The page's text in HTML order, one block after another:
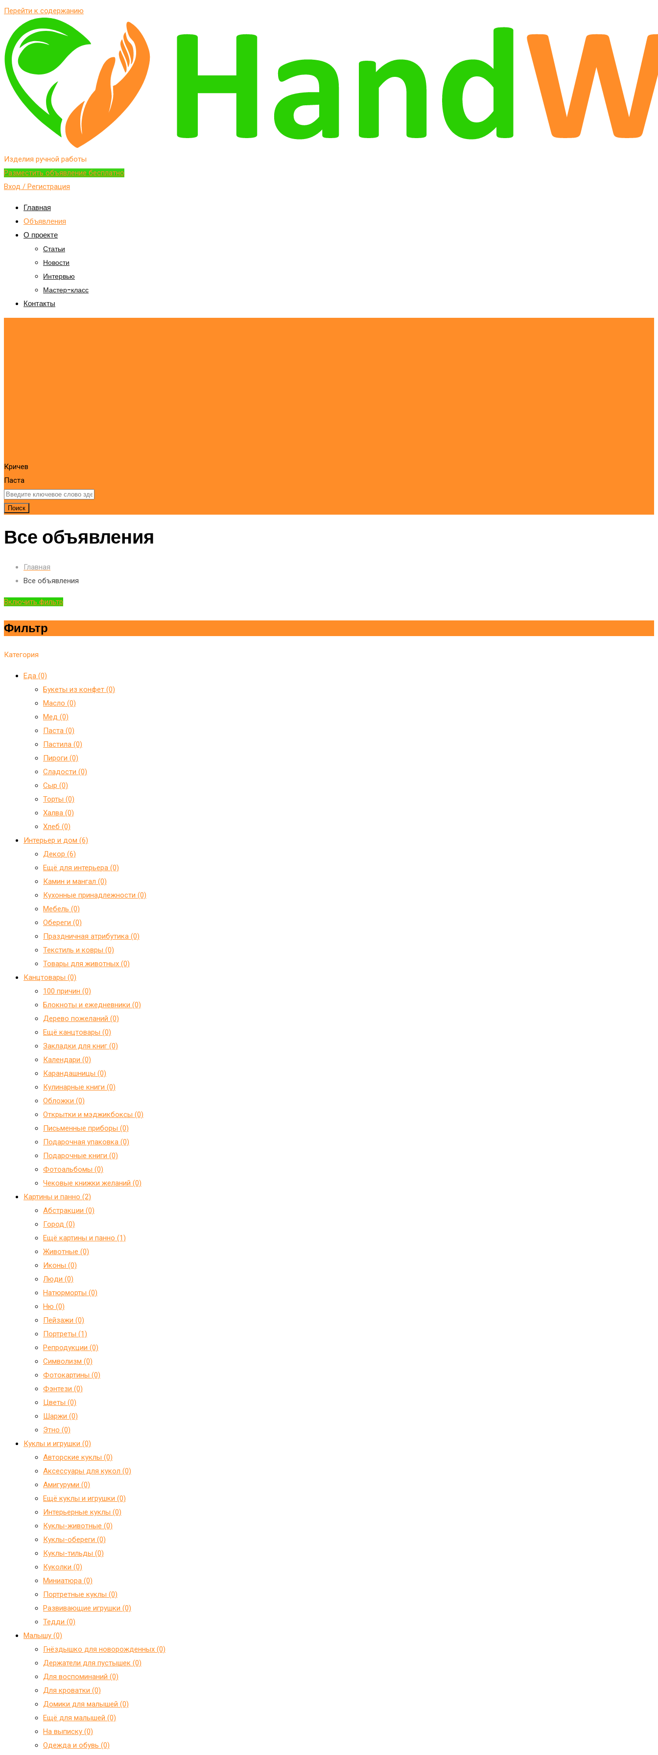
Перейти к содержанию
Изделия ручной работы
Разместить объявление бесплатно
Вход / Регистрация
Главная
Объявления
О проекте
Статьи
Новости
Интервью
Мастер-класс
Контакты
Кричев
Паста
Поиск
Все объявления
Главная
Все объявления
Включить фильтр
Фильтр
Категория
Еда (0)
Букеты из конфет (0)
Масло (0)
Мед (0)
Паста (0)
Пастила (0)
Пироги (0)
Сладости (0)
Сыр (0)
Торты (0)
Халва (0)
Хлеб (0)
Интерьер и дом (6)
Декор (6)
Ещё для интерьера (0)
Камин и мангал (0)
Кухонные принадлежности (0)
Мебель (0)
Обереги (0)
Праздничная атрибутика (0)
Текстиль и ковры (0)
Товары для животных (0)
Канцтовары (0)
100 причин (0)
Блокноты и ежедневники (0)
Дерево пожеланий (0)
Ещё канцтовары (0)
Закладки для книг (0)
Календари (0)
Карандашницы (0)
Кулинарные книги (0)
Обложки (0)
Открытки и мэджикбоксы (0)
Письменные приборы (0)
Подарочная упаковка (0)
Подарочные книги (0)
Фотоальбомы (0)
Чековые книжки желаний (0)
Картины и панно (2)
Абстракции (0)
Город (0)
Ещё картины и панно (1)
Животные (0)
Иконы (0)
Люди (0)
Натюрморты (0)
Ню (0)
Пейзажи (0)
Портреты (1)
Репродукции (0)
Символизм (0)
Фотокартины (0)
Фэнтези (0)
Цветы (0)
Шаржи (0)
Этно (0)
Куклы и игрушки (0)
Авторские куклы (0)
Аксессуары для кукол (0)
Амигуруми (0)
Ещё куклы и игрушки (0)
Интерьерные куклы (0)
Куклы-животные (0)
Куклы-обереги (0)
Куклы-тильды (0)
Куколки (0)
Миниатюра (0)
Портретные куклы (0)
Развивающие игрушки (0)
Тедди (0)
Малышу (0)
Гнёздышко для новорожденных (0)
Держатели для пустышек (0)
Для воспоминаний (0)
Для кроватки (0)
Домики для малышей (0)
Ещё для малышей (0)
На выписку (0)
Одежда и обувь (0)